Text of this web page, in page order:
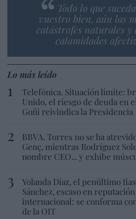
Todo lo que
vuestro bien, aún las
catástrofes naturales y
calamidades
Lo más leído
Telefónica. Situación límite:
Unido, el riesgo de deuda en
Goñi reivindica la Presidencia
BBVA. Torres no se ha
Genç, mientras Rodríguez
nombre CEO... y exhibe
Yolanda Díaz, el penúltimo
Sánchez, escaso en
internacional: se conforma
de la OIT